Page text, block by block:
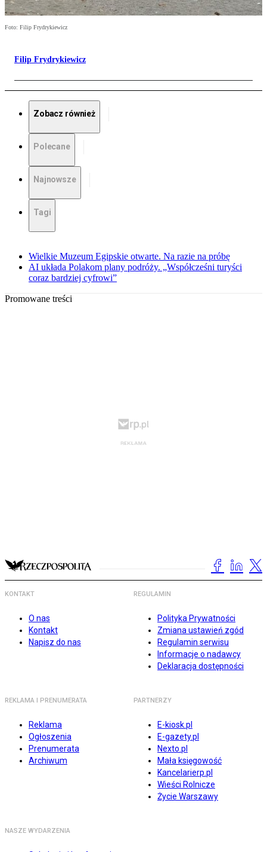
Foto: Filip Frydrykiewicz
Filip Frydrykiewicz
Zobacz również
Polecane
Najnowsze
Tagi
Wielkie Muzeum Egipskie otwarte. Na razie na próbę
AI układa Polakom plany podróży. „Współcześni turyści
coraz bardziej cyfrowi”
Promowane treści
KONTAKT
O nas
Kontakt
Napisz do nas
REGULAMIN
Polityka Prywatności
Zmiana ustawień zgód
Regulamin serwisu
Informacje o nadawcy
Deklaracja dostępności
REKLAMA I PRENUMERATA
Reklama
Ogłoszenia
Prenumerata
Archiwum
PARTNERZY
E-kiosk.pl
E-gazety.pl
Nexto.pl
Mała księgowość
Kancelarierp.pl
Wieści Rolnicze
Życie Warszawy
NASZE WYDARZENIA